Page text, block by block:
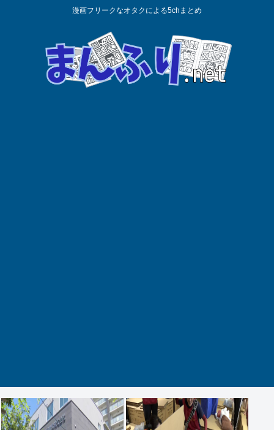
漫画フリークなオタクによる5chまとめ